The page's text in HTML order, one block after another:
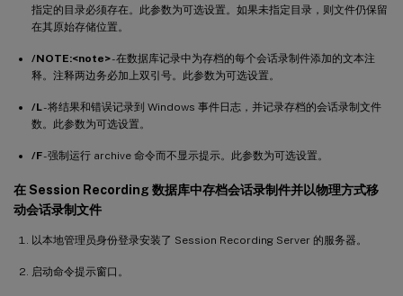
指定的目录必须存在。此参数为可选设置。如果未指定目录，则文件仍保留
在其原始存储位置。
/NOTE:<note>- 在数据库记录中为存档的每个会话录制件添加的文本注
释。注释两边务必加上双引号。此参数为可选设置。
/L- 将结果和错误记录到 Windows 事件日志，并记录存档的会话录制文件
数。此参数为可选设置。
/F- 强制运行 archive 命令而不显示提示。此参数为可选设置。
在 Session Recording 数据库中存档会话录制件并以物理方式移
动会话录制文件
以本地管理员身份登录安装了 Session Recording Server 的服务器。
启动命令提示窗口。